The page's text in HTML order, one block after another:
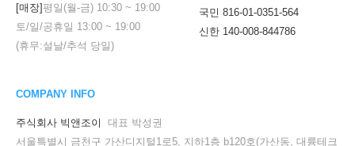
[매장] 평일(월-금) 10:30 ~ 19:00
토/일/공휴일 13:00 ~ 19:00
(휴무:설날/추석 당일)
국민 816-01-0351-564
신한 140-008-844786
COMPANY INFO
주식회사 빅앤조이
대표 박성권
서울특별시 금천구 가산디지털1로5, 지하1층 b120호(가산동, 대륭테크